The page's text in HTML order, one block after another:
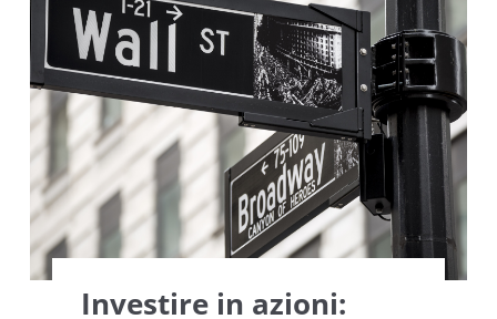
Investire in azioni: